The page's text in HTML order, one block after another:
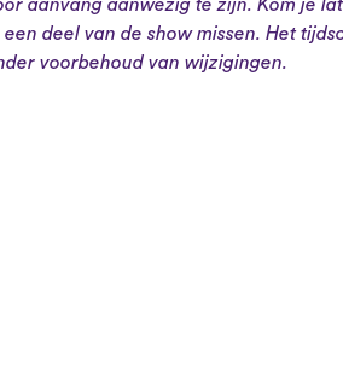
aanvang aanwezig te zijn. Kom je
een deel van de show missen. Het
voorbehoud van wijzigingen.